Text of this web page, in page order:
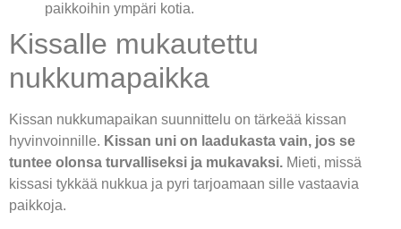
paikkoihin ympäri kotia.
Kissalle mukautettu
nukkumapaikka
Kissan nukkumapaikan suunnittelu on tärkeää kissan
hyvinvoinnille. Kissan uni on laadukasta vain, jos se
tuntee olonsa turvalliseksi ja mukavaksi. Mieti, missä
kissasi tykkää nukkua ja pyri tarjoamaan sille vastaavia
paikkoja.